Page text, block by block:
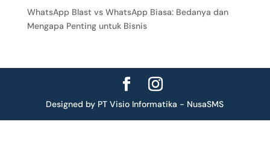
WhatsApp Blast vs WhatsApp Biasa: Bedanya dan
Mengapa Penting untuk Bisnis
Designed by PT Visio Informatika - NusaSMS